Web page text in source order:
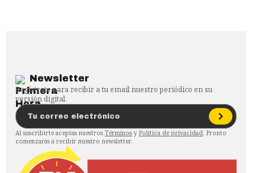
Newsletter
Regístrate para recibir a tu email nuestro periódico en su
versión digital.
Al suscribirte aceptas nuestros Términos y Política de privacidad. Pronto
comenzarás a recibir nuestro newsletter.